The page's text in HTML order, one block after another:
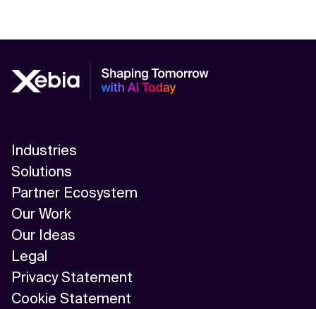
Industries
Solutions
Partner Ecosystem
Our Work
Our Ideas
Legal
Privacy Statement
Cookie Statement